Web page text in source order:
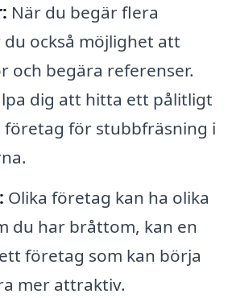
När du begär flera
också möjlighet att
och begära referenser.
dig att hitta ett pålitligt
företag för stubbfräsning i
Olika företag kan ha olika
du har bråttom, kan en
företag som kan börja
mer attraktiv.